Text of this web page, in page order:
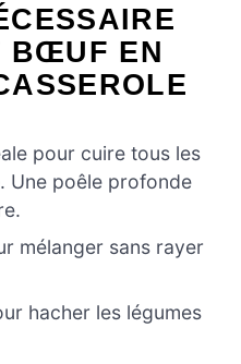
BŒUF EN
pour cuire tous les
Une poêle profonde
mélanger sans rayer
hacher les légumes